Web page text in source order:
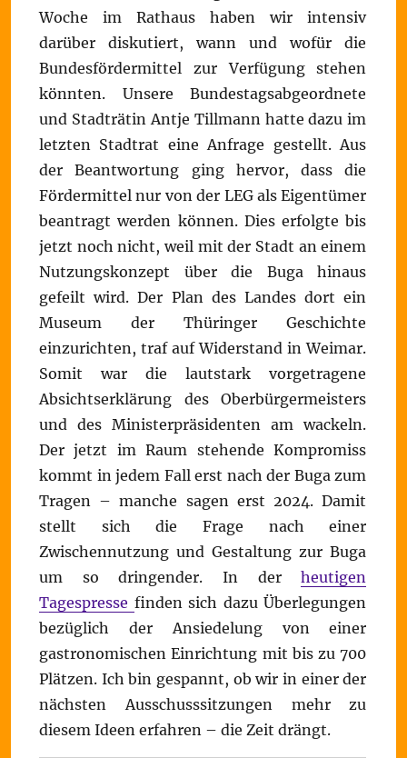
Woche im Rathaus haben wir intensiv
darüber diskutiert, wann und wofür die
Bundesfördermittel zur Verfügung stehen
könnten. Unsere Bundestagsabgeordnete
und Stadträtin Antje Tillmann hatte dazu im
letzten Stadtrat eine Anfrage gestellt. Aus
der Beantwortung ging hervor, dass die
Fördermittel nur von der LEG als Eigentümer
beantragt werden können. Dies erfolgte bis
jetzt noch nicht, weil mit der Stadt an einem
Nutzungskonzept über die Buga hinaus
gefeilt wird. Der Plan des Landes dort ein
Museum der Thüringer Geschichte
einzurichten, traf auf Widerstand in Weimar.
Somit war die lautstark vorgetragene
Absichtserklärung des Oberbürgermeisters
und des Ministerpräsidenten am wackeln.
Der jetzt im Raum stehende Kompromiss
kommt in jedem Fall erst nach der Buga zum
Tragen – manche sagen erst 2024. Damit
stellt sich die Frage nach einer
Zwischennutzung und Gestaltung zur Buga
um so dringender. In derheutigen
Tagespresse finden sich dazu Überlegungen
bezüglich der Ansiedelung von einer
gastronomischen Einrichtung mit bis zu 700
Plätzen. Ich bin gespannt, ob wir in einer der
nächsten Ausschusssitzungen mehr zu
diesem Ideen erfahren – die Zeit drängt.